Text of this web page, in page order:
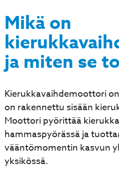
Mikä on
ja miten se
Kierukkavaihdemoottori
on rakennettu sisään
Moottori pyörittää
hammaspyörässä ja
vääntömomentin kasvun
yksikössä.